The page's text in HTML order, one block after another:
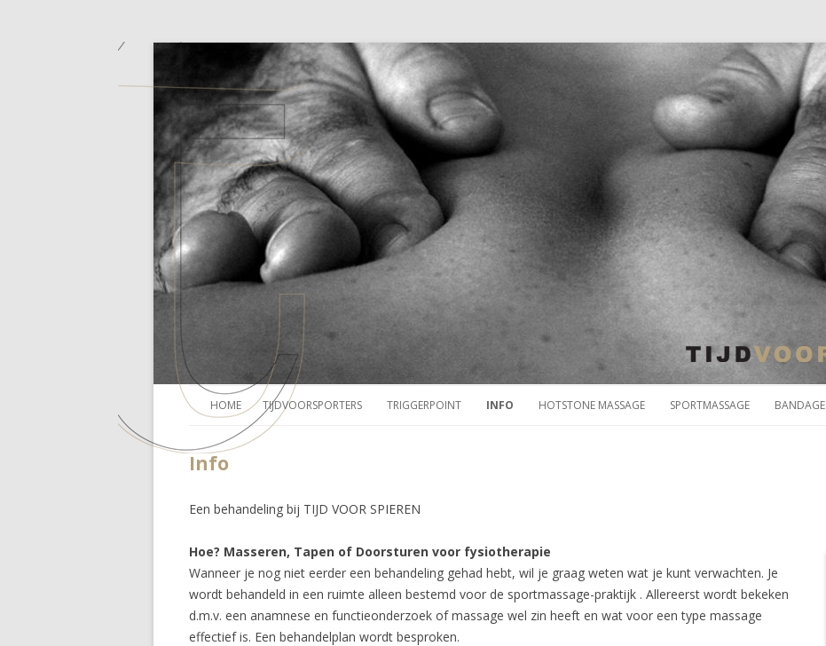
HOME TIJDVOORSPORTERS TRIGGERPOINT INFO HOTSTONE MASSAGE SPORTMASSAGE BANDAGE
Info
Een behandeling bij TIJD VOOR SPIEREN
Hoe? Masseren, Tapen of Doorsturen voor fysiotherapie
Wanneer je nog niet eerder een behandeling gehad hebt, wil je graag weten wat je kunt verwachten. Je
wordt behandeld in een ruimte alleen bestemd voor de sportmassage-praktijk . Allereerst wordt bekeken
d.m.v. een anamnese en functieonderzoek of massage wel zin heeft en wat voor een type massage
effectief is. Een behandelplan wordt besproken.